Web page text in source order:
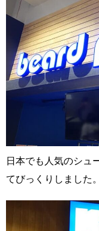
日本でも人気のシュ
てびっくりしました。